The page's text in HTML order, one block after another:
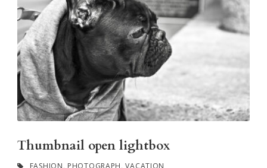
Thumbnail open lightbox
FASHION, PHOTOGRAPH, VACATION